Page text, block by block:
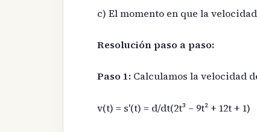
c) El momento en que la
Resolución paso a paso:
Paso 1: Calculamos la velocidad
v(t) = s'(t) = d/dt(2t³ – 9t² + 12t + 1)